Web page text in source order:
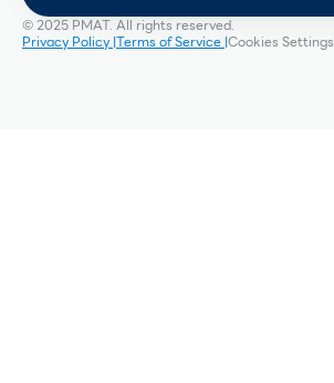
© 2025 PMAT. All rights reserved.
Privacy Policy |Terms of Service |Cookies Settings